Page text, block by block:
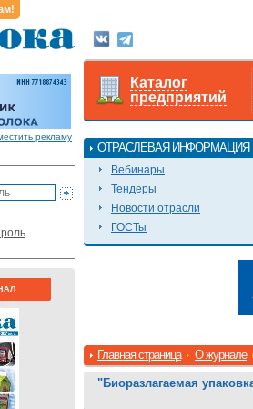
рекламу
Каталог
предприятий
ОТРАСЛЕВАЯ ИНФОРМАЦИЯ
Вебинары
Тендеры
Новости отрасли
ГОСТы
Главная страница О журнале
"Биоразлагаемая